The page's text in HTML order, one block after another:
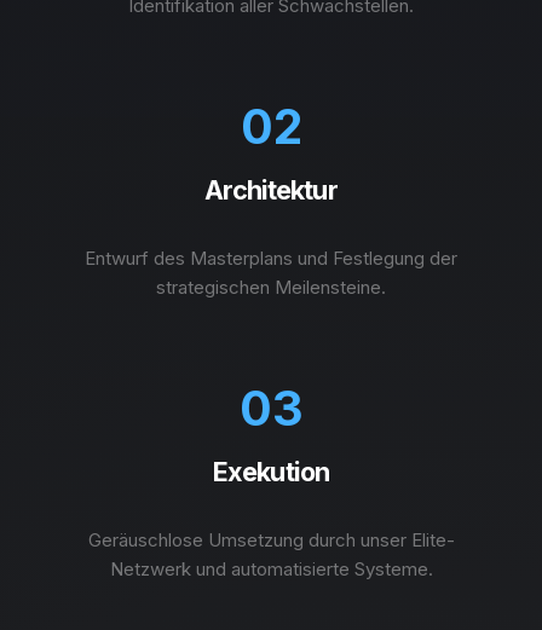
Identifikation aller Schwachstellen.
02
Architektur
Entwurf des Masterplans und Festlegung der
strategischen Meilensteine.
03
Exekution
Geräuschlose Umsetzung durch unser Elite-
Netzwerk und automatisierte Systeme.